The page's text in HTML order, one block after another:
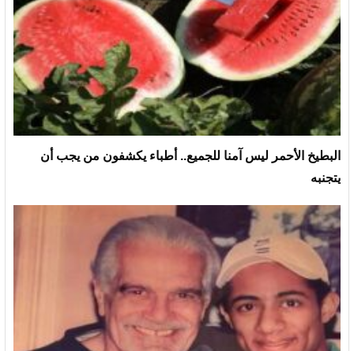
البطيخ الأحمر ليس آمنا للجميع.. أطباء يكشفون من يجب أن
يتجنبه